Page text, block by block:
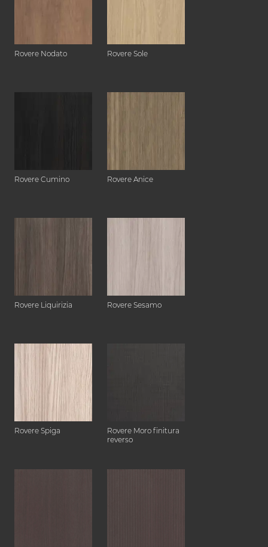
Rovere Nodato Rovere Sole
Rovere Cumino Rovere Anice
Rovere Liquirizia Rovere Sesamo
Rovere Spiga
Rovere Moro finitura
reverso